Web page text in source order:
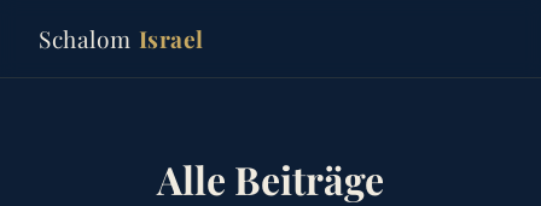
Schalom Israel
Alle Beiträge